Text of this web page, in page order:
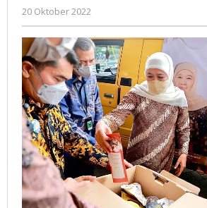
UMKM
Jatim
Go
Global
20 Oktober 2022
Gatot
Susanto